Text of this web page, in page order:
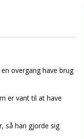
overgang have brug
er vant til at have
så han gjorde sig